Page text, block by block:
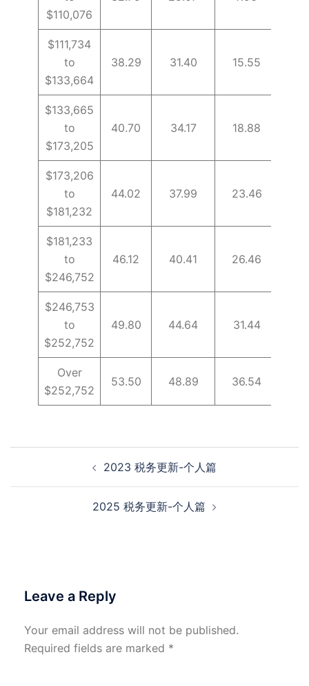
$110,076
$111,734
to
$133,664
38.29 31.40 15.55
$133,665
to
$173,205
40.70 34.17 18.88
$173,206
to
$181,232
44.02 37.99 23.46
$181,233
to
$246,752
46.12 40.41 26.46
$246,753
to
$252,752
49.80 44.64 31.44
Over
$252,752
53.50 48.89 36.54
navigation
2023 税务更新-个人篇
2025 税务更新-个人篇
Leave a Reply
Your email address will not be published.
Required fields are marked *